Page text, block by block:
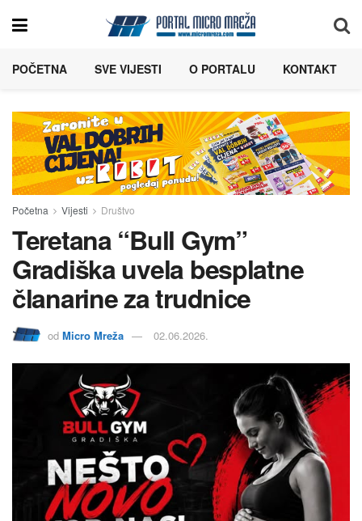
POČETNA SVE VIJESTI O PORTALU KONTAKT
Početna Vijesti Društvo
Teretana “Bull Gym”
Gradiška uvela besplatne
članarine za trudnice
od Micro Mreža 02.06.2026.